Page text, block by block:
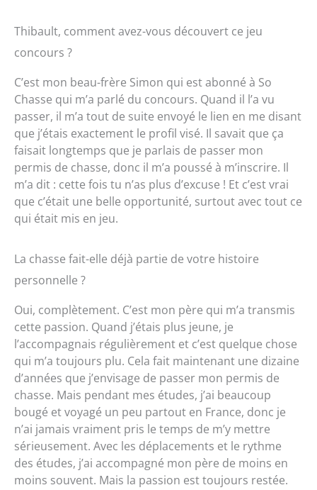
Thibault, comment avez-vous découvert ce jeu
concours ?
C’est mon beau-frère Simon qui est abonné à So
Chasse qui m’a parlé du concours. Quand il l’a vu
passer, il m’a tout de suite envoyé le lien en me disant
que j’étais exactement le profil visé. Il savait que ça
faisait longtemps que je parlais de passer mon
permis de chasse, donc il m’a poussé à m’inscrire. Il
m’a dit : cette fois tu n’as plus d’excuse ! Et c’est vrai
que c’était une belle opportunité, surtout avec tout ce
qui était mis en jeu.
La chasse fait-elle déjà partie de votre histoire
personnelle ?
Oui, complètement. C’est mon père qui m’a transmis
cette passion. Quand j’étais plus jeune, je
l’accompagnais régulièrement et c’est quelque chose
qui m’a toujours plu. Cela fait maintenant une dizaine
d’années que j’envisage de passer mon permis de
chasse. Mais pendant mes études, j’ai beaucoup
bougé et voyagé un peu partout en France, donc je
n’ai jamais vraiment pris le temps de m’y mettre
sérieusement. Avec les déplacements et le rythme
des études, j’ai accompagné mon père de moins en
moins souvent. Mais la passion est toujours restée.